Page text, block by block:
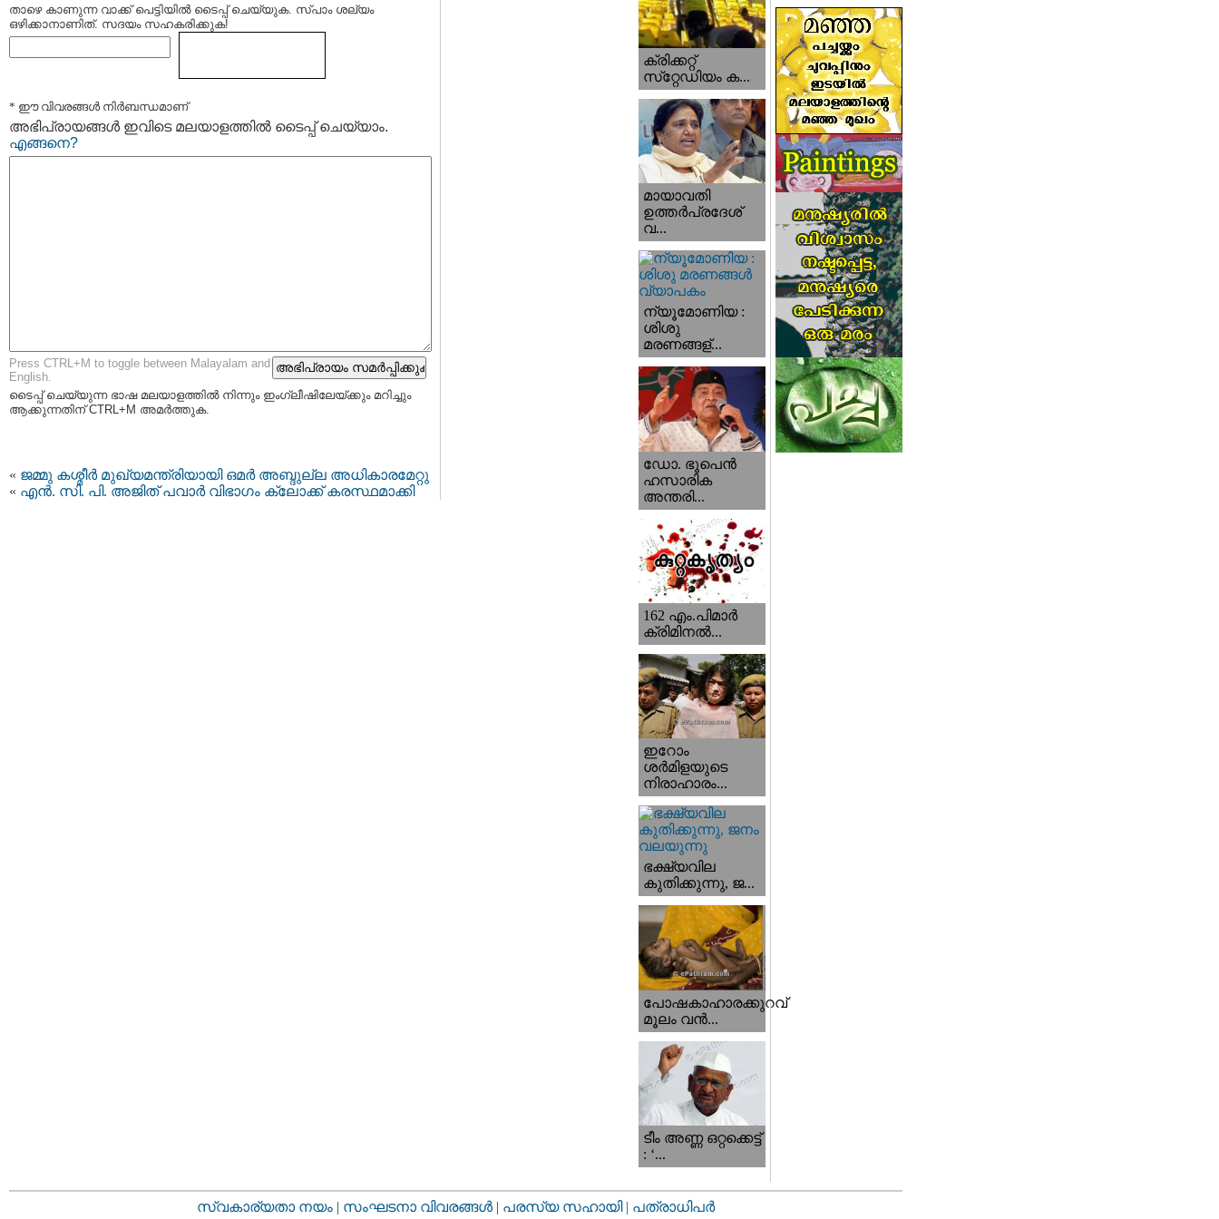
താഴെ കാണുന്ന വാക്ക് പെട്ടിയില്‍ ടൈപ്പ്‌ ചെയ്യുക. സ്പാം ശല്യം
ഒഴിക്കാനാണിത്. സദയം സഹകരിക്കുക!
* ഈ വിവരങ്ങള്‍ നിര്‍ബന്ധമാണ്
അഭിപ്രായങ്ങള്‍ ഇവിടെ മലയാളത്തില്‍ ടൈപ്പ് ചെയ്യാം.
എങ്ങനെ?
Press CTRL+M to toggle between Malayalam and
English.
ടൈപ്പ്‌ ചെയ്യുന്ന ഭാഷ മലയാളത്തില്‍ നിന്നും ഇംഗ്ലീഷിലേയ്ക്കും മറിച്ചും
ആക്കുന്നതിന് CTRL+M അമര്‍ത്തുക.
« ജമ്മു കശ്മീര്‍ മുഖ്യമന്ത്രിയായി ഒമര്‍ അബ്ദുല്ല അധികാരമേറ്റു
« എന്‍. സി. പി. അജിത് പവാര്‍ വിഭാഗം ക്ലോക്ക് കരസ്ഥമാക്കി
ക്രിക്കറ്റ്
സ്‌റ്റേഡിയം ക...
മായാവതി
ഉത്തര്‍പ്രദേശ്‌
വ...
ന്യൂമോണിയ :
ശിശു
മരണങ്ങള്...
ഡോ. ഭൂപെന്‍
ഹസാരിക
അന്തരി...
162 എം.പിമാര്‍
ക്രിമിനല്‍...
ഇറോം
ശര്‍മിളയുടെ
നിരാഹാരം...
ഭക്ഷ്യവില
കുതിക്കുന്നു, ജ...
പോഷകാഹാരക്കുറവ്
മൂലം വന്‍...
ടീം അണ്ണ ഒറ്റക്കെട്ട്
: ‘...
സ്വകാര്യതാ നയം | സംഘടനാ വിവരങ്ങള്‍ | പരസ്യ സഹായി | പത്രാധിപര്‍